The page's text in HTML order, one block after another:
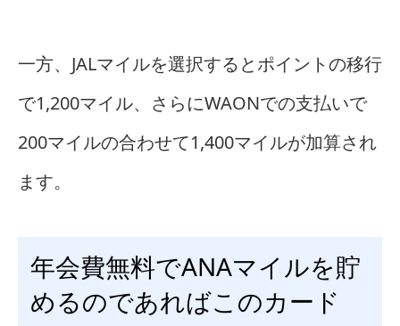
一方、JALマイルを選択するとポイントの移行
で1,200マイル、さらにWAONでの支払いで
200マイルの合わせて1,400マイルが加算され
ます。
年会費無料でANAマイルを貯
めるのであればこのカード